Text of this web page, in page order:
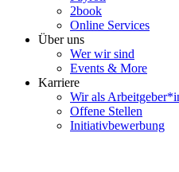
2book
Online Services
Über uns
Wer wir sind
Events & More
Karriere
Wir als
Offene Stellen
Initiativbewerbung